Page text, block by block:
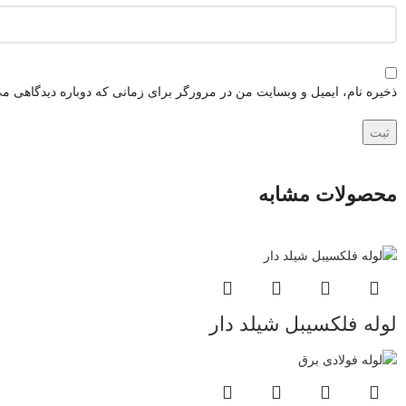
ذخیره نام، ایمیل و وبسایت من در مرورگر برای زمانی که دوباره دیدگاهی
محصولات مشابه
لوله فلکسیبل شیلد دار